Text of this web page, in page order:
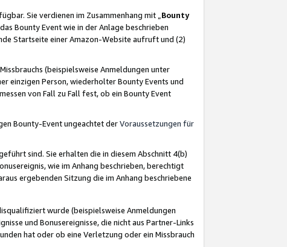
Sie verdienen im Zusammenhang mit „ Bounty
Bounty Event wie in der Anlage beschrieben
Startseite einer Amazon-Website aufruft und (2)
(beispielsweise Anmeldungen unter
einzigen Person, wiederholter Bounty Events und
von Fall zu Fall fest, ob ein Bounty Event
Bounty-Event ungeachtet derVoraussetzungen für
sind. Sie erhalten die in diesem Abschnitt 4(b)
wie im Anhang beschrieben, berechtigt
ergebenden Sitzung die im Anhang beschriebene
wurde (beispielsweise Anmeldungen
und Bonusereignisse, die nicht aus Partner-Links
hat oder ob eine Verletzung oder ein Missbrauch